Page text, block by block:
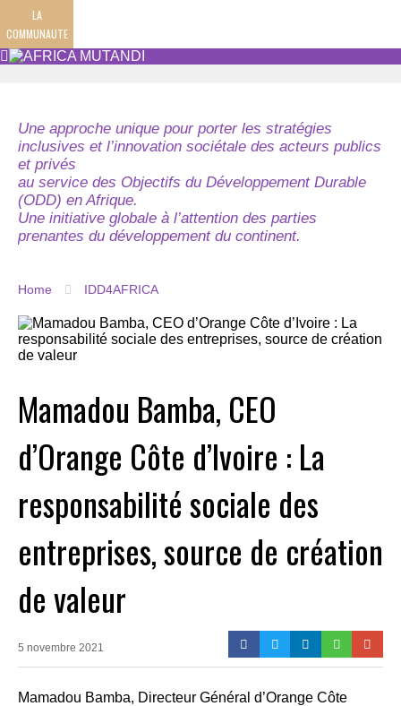
LA
COMMUNAUTE
Une approche unique pour porter les stratégies
inclusives et l’innovation sociétale des acteurs publics
et privés
au service des Objectifs du Développement Durable
(ODD) en Afrique.
Une initiative globale à l’attention des parties
prenantes du développement du continent.
Home IDD4AFRICA
Mamadou Bamba, CEO
d’Orange Côte d’Ivoire : La
responsabilité sociale des
entreprises, source de création
de valeur
5 novembre 2021
Mamadou Bamba, Directeur Général d’Orange Côte